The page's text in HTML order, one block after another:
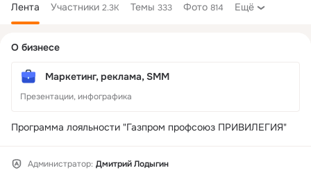
Лента Участники 2.3K Темы 333 Фото 814 Ещё
колонка
О бизнесе
Маркетинг, реклама, SMM
Презентации, инфографика
Программа лояльности "Газпром профсоюз ПРИВИЛЕГИЯ"
Администратор: Дмитрий Лодыгин